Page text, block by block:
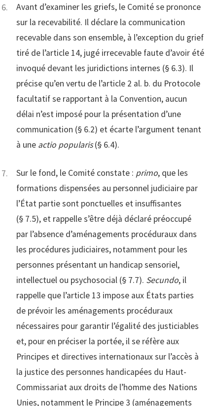
Avant d’examiner les griefs, le Comité se prononce
sur la recevabilité. Il déclare la communication
recevable dans son ensemble, à l’exception du grief
tiré de l’article 14, jugé irrecevable faute d’avoir été
invoqué devant les juridictions internes (§ 6.3). Il
précise qu’en vertu de l’article 2 al. b. du Protocole
facultatif se rapportant à la Convention, aucun
délai n’est imposé pour la présentation d’une
communication (§ 6.2) et écarte l’argument tenant
à une actio popularis(§ 6.4).
Sur le fond, le Comité constate : primo, que les
formations dispensées au personnel judiciaire par
l’État partie sont ponctuelles et insuffisantes
(§ 7.5), et rappelle s’être déjà déclaré préoccupé
par l’absence d’aménagements procéduraux dans
les procédures judiciaires, notamment pour les
personnes présentant un handicap sensoriel,
intellectuel ou psychosocial (§ 7.7). Secundo, il
rappelle que l’article 13 impose aux États parties
de prévoir les aménagements procéduraux
nécessaires pour garantir l’égalité des justiciables
et, pour en préciser la portée, il se réfère aux
Principes et directives internationaux sur l’accès à
la justice des personnes handicapées du Haut-
Commissariat aux droits de l’homme des Nations
Unies, notamment le Principe 3 (aménagements